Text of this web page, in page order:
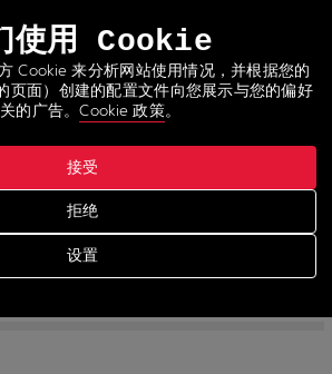
News
使用 Cookie
Cookie 来分析网站使用情况，并根据您的
页面）创建的配置文件向您展示与您的偏好
的广告。Cookie 政策。
设置
拒绝
接受